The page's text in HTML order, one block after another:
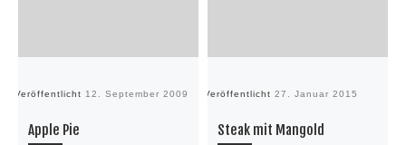
Veröffentlicht 12. September 2009
Apple Pie
Veröffentlicht 27. Januar 2015
Steak mit Mangold